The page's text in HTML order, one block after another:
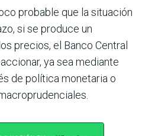
probable que la situación
si se produce un
precios, el Banco Central
ya sea mediante
de política mone­taria o